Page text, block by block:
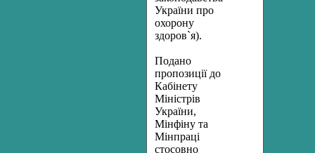
України про
охорону
здоров`я).
Подано
пропозиції до
Кабінету
Міністрів
України,
Мінфіну та
Мінпраці
стосовно